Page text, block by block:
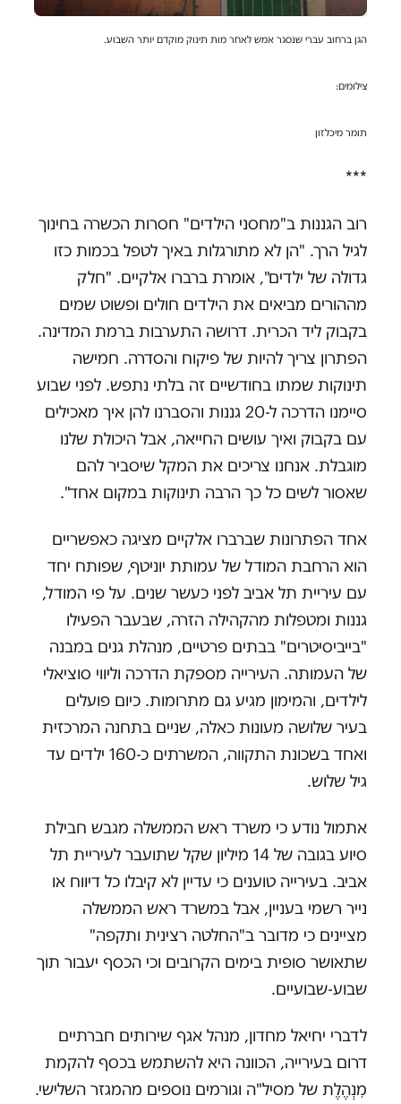
הגן ברחוב עברי שנסגר אמש לאחר מות תינוק מוקדם יותר השבוע.
צילומים:
תומר מיכלזון
***
רוב הגננות ב"מחסני הילדים" חסרות הכשרה בחינוך
לגיל הרך. "הן לא מתורגלות באיך לטפל בכמות כזו
גדולה של ילדים", אומרת ברברו אלקיים. "חלק
מההורים מביאים את הילדים חולים ופשוט שמים
בקבוק ליד הכרית. דרושה התערבות ברמת המדינה.
הפתרון צריך להיות של פיקוח והסדרה. חמישה
תינוקות שמתו בחודשיים זה בלתי נתפש. לפני שבוע
סיימנו הדרכה ל-20 גננות והסברנו להן איך מאכילים
עם בקבוק ואיך עושים החייאה, אבל היכולת שלנו
מוגבלת. אנחנו צריכים את המקל שיסביר להם
שאסור לשים כל כך הרבה תינוקות במקום אחד".
אחד הפתרונות שברברו אלקיים מציגה כאפשריים
הוא הרחבת המודל של עמותת יוניטף, שפותח יחד
עם עיריית תל אביב לפני כעשר שנים. על פי המודל,
גננות ומטפלות מהקהילה הזרה, שבעבר הפעילו
"בייביסיטרים" בבתים פרטיים, מנהלת גנים במבנה
של העמותה. העירייה מספקת הדרכה וליווי סוציאלי
לילדים, והמימון מגיע גם מתרומות. כיום פועלים
בעיר שלושה מעונות כאלה, שניים בתחנה המרכזית
ואחד בשכונת התקווה, המשרתים כ-160 ילדים עד
גיל שלוש.
אתמול נודע כי משרד ראש הממשלה מגבש חבילת
סיוע בגובה של 14 מיליון שקל שתועבר לעיריית תל
אביב. בעירייה טוענים כי עדיין לא קיבלו כל דיווח או
נייר רשמי בעניין, אבל במשרד ראש הממשלה
מציינים כי מדובר ב"החלטה רצינית ותקפה"
שתאושר סופית בימים הקרובים וכי הכסף יעבור תוך
שבוע-שבועיים.
לדברי יחיאל מחדון, מנהל אגף שירותים חברתיים
דרום בעירייה, הכוונה היא להשתמש בכסף להקמת
מִנְהֶלֶת של מסיל"ה וגורמים נוספים מהמגזר השלישי.